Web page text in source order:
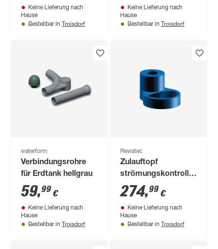
Keine Lieferung nach
Hause
Bestellbar in Troisdorf
Keine Lieferung nach
Hause
Bestellbar in Troisdorf
waterform
Verbindungsrohre
für Erdtank hellgrau
59,99 €
Keine Lieferung nach
Hause
Bestellbar in Troisdorf
Rewatec
Zulauftopf
strömungskontrolliert
DN 150
274,99 €
Keine Lieferung nach
Hause
Bestellbar in Troisdorf